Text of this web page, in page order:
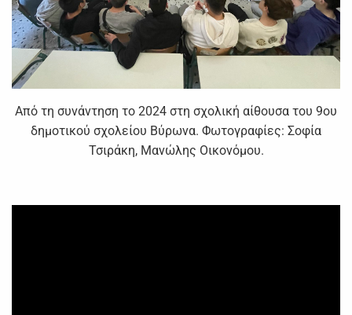
Από τη συνάντηση το 2024 στη σχολική αίθουσα του 9ου
δημοτικού σχολείου Βύρωνα. Φωτογραφίες: Σοφία
Τσιράκη, Μανώλης Οικονόμου.